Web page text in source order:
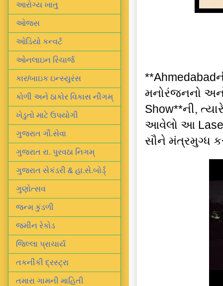
મનોરંજનનો
Show**ની,
આવેલો આ
સૌને મંત્રમુગ્ધ
આરોગ્ય ખાતુ
ઓજસ
ઓડિયો કન્વર્ટ
ઓનલાઇન રિચાર્જ
કાર/બાઇક ઇન્સ્યુરંસ
કોળી અને ઠાકોર વિકાસ નીગમ્
ખેડુતો માટે ઉપયોગી
ગુજરાત ગૌ.સેવા
ગુજરાત રા. પુરવઠા નિગમ્
ગુજરાત સેકંડરી & હા.સે.બોર્ડ્
ગુણોત્સવ
જન્મ કુંડળી
જમીન રેકોડ
જિલ્લા પ્રાચાર્ય
તકનીકી દ્રસ્ટ્રા
તમારા ગામની માહિતી